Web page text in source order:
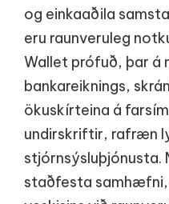
og einkaaðila
eru raunveruleg
Wallet prófuð, þar á
bankareiknings,
ökuskírteina á
undirskriftir, rafræn
stjórnsýsluþjónusta.
staðfesta